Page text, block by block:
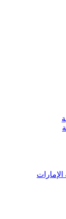
الإمارات